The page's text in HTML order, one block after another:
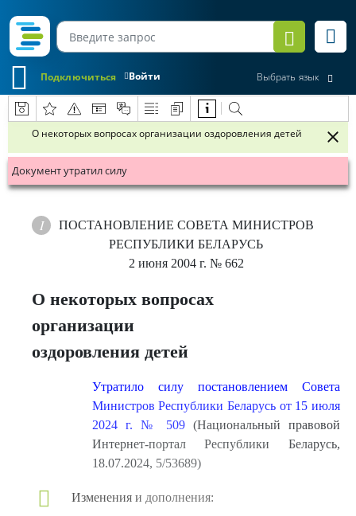
Войти
Подключиться Выбрать язык
О некоторых вопросах организации оздоровления детей
Документ утратил силу
ПОСТАНОВЛЕНИЕ СОВЕТА МИНИСТРОВ
РЕСПУБЛИКИ БЕЛАРУСЬ
2 июня 2004 г. № 662
О некоторых вопросах
организации
оздоровления детей
Утратило силу постановлением Совета
Министров Республики Беларусь от 15 июля
2024 г. № 509(Национальный правовой
Интернет-портал Республики Беларусь,
18.07.2024, 5/53689)
Изменения и дополнения: